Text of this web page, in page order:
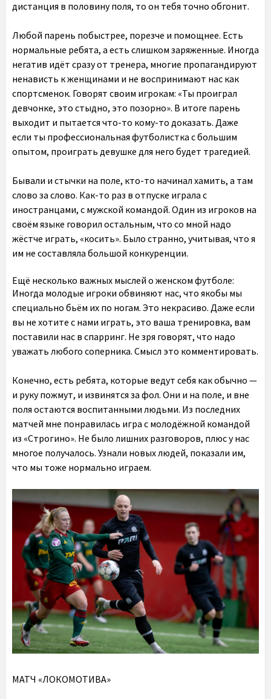
дистанция в половину поля, то он тебя точно обгонит.
Любой парень побыстрее, порезче и помощнее. Есть
нормальные ребята, а есть слишком заряженные. Иногда
негатив идёт сразу от тренера, многие пропагандируют
ненависть к женщинами и не воспринимают нас как
спортсменок. Говорят своим игрокам: «Ты проиграл
девчонке, это стыдно, это позорно». В итоге парень
выходит и пытается что-то кому-то доказать. Даже
если ты профессиональная футболистка с большим
опытом, проиграть девушке для него будет трагедией.
Бывали и стычки на поле, кто-то начинал хамить, а там
слово за слово. Как-то раз в отпуске играла с
иностранцами, с мужской командой. Один из игроков на
своём языке говорил остальным, что со мной надо
жёстче играть, «косить». Было странно, учитывая, что я
им не составляла большой конкуренции.
Ещё несколько важных мыслей о женском футболе:
Иногда молодые игроки обвиняют нас, что якобы мы
специально бьём их по ногам. Это некрасиво. Даже если
вы не хотите с нами играть, это ваша тренировка, вам
поставили нас в спарринг. Не зря говорят, что надо
уважать любого соперника. Смысл это комментировать.
Конечно, есть ребята, которые ведут себя как обычно —
и руку пожмут, и извинятся за фол. Они и на поле, и вне
поля остаются воспитанными людьми. Из последних
матчей мне понравилась игра с молодёжной командой
из «Строгино». Не было лишних разговоров, плюс у нас
многое получалось. Узнали новых людей, показали им,
что мы тоже нормально играем.
МАТЧ «ЛОКОМОТИВА»